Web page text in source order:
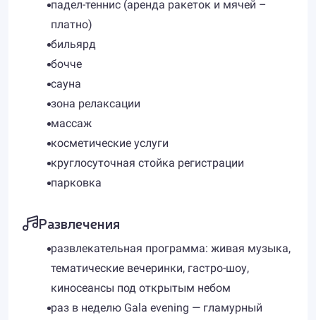
падел-теннис (аренда ракеток и мячей –
платно)
бильярд
бочче
сауна
зона релаксации
массаж
косметические услуги
круглосуточная стойка регистрации
парковка
Развлечения
развлекательная программа: живая музыка,
тематические вечеринки, гастро-шоу,
киносеансы под открытым небом
раз в неделю Gala evening — гламурный